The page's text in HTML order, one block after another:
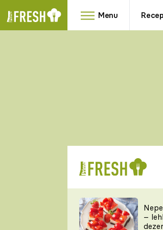
Menu
RYCHLOVKY
–